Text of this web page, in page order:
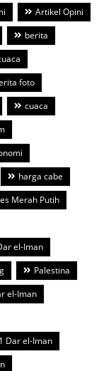
Artikel Opini
berita
foto
cuaca
harga cabe
Merah Putih
el-Iman
Palestina
el-Iman
Dar el-Iman